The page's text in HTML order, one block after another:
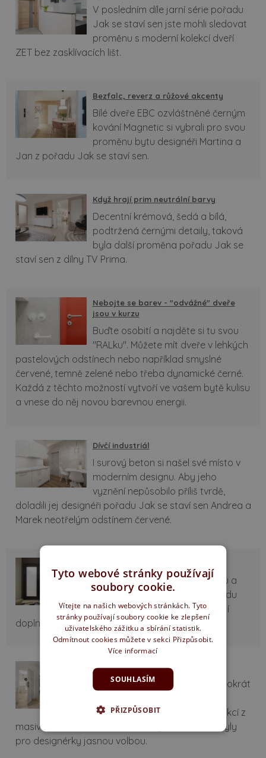
V posledním díle jarní série pořadu
Jak se staví sen jste mohli sledovat
proměnu s moderní kolekcí dveří
ZET bez zasklívacích lišt.
Bezfalc, reverz a růžové akcenty
Bílé dveře EBC ozvláštněné černým
kování Magnetic si vybrali pro svou
proměnu bytu designéři Martina a
Jan z pořadu Jak se staví sen.
Když hrají prim neutrální barvy
Decentní krémová, šedá a bílá,
podtržená černými detaily, taková
byla další proměna pořadu Jak se
staví sen z dílny TV Prima.
Nebojte se barev - "odvážné" dveře
jsou v kurzu
Buďte osobití a najděte si tu svou
"RALku". Můžete mít dveře v lehkých
pastelových odstínech nebo například smyslné
červené, temně zelené nebo třeba dynamické černé.
Každá z těchto možností vytvoří ve vašem bytě kulisu
a vnese do něj novou barevnou energii.
Dívčí industriál
I surový beton si našel své místo v
moderním designu. Aby jeho
vyznění nepůsobilo příliš tvrdě,
doladili jej designéři pořadu Jak se staví sen Andrea a
Marek neotřelým odstínem červené.
Černobílá vládne světu designu a
dominovala i dalšímu dílu pořadu
Jak se staví sen. Pro zjemnění jí
doplnily lahvově zelené doplňky.
Kouzlo bílých dveří SLIM
V pořadu Jak se staví sen tentokrát
minimalisticky řešenou konstrukcí z
masivního dřeva a bezrámečkovým zasklením byly
pro designérky jasnou volbou.
Tyto webové stránky používají
soubory cookie.
Vítejte na našich webových stránkách. Tyto
stránky používají soubory cookie ke zlepšení
uživatelského zážitku a sbírání statistik.
Odmítnout cookies můžete v sekci Přizpůsobit.
Více informací
SOUHLASÍM
PŘIZPŮSOBIT